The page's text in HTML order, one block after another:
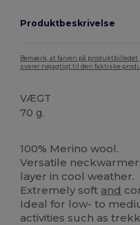
Produktbeskrivelse
Bemærk, at farven på
svarer nøjagtigt til den faktiske
VÆGT
70 g.
100% Merino wool.
Versatile
layer in cool weather.
Extremely soft and
Ideal for low- to
activities such as